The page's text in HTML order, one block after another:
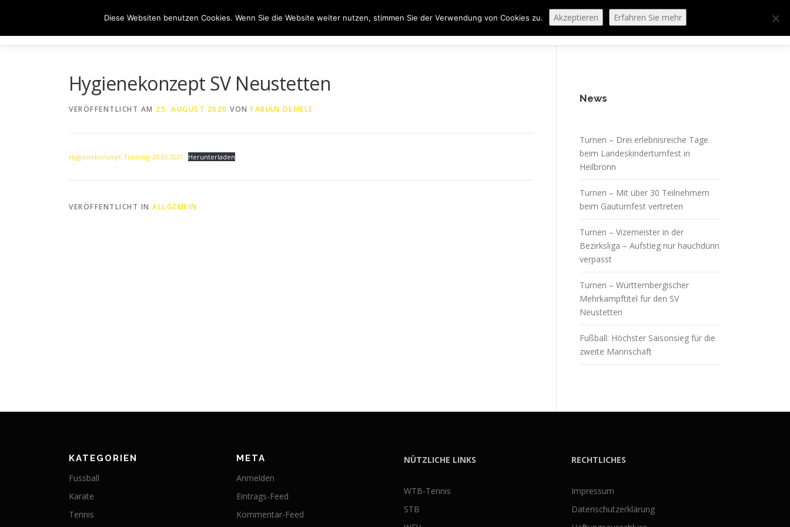
springen
HOME ÜBER UNS 50 JAHRE SVN KONTAKT NEWS SPONSORING SPORTHEIM „LA CASA“
Hygienekonzept SV Neustetten
VERÖFFENTLICHT AM 25. AUGUST 2020 VON FABIAN DEMELE
Hygienekonzept-Training-20.05.2021 Herunterladen
VERÖFFENTLICHT IN ALLGEMEIN
News
Turnen – Drei erlebnisreiche Tage
beim Landeskinderturnfest in
Heilbronn
Turnen – Mit über 30 Teilnehmern
beim Gauturnfest vertreten
Turnen – Vizemeister in der
Bezirksliga – Aufstieg nur hauchdünn
verpasst
Turnen – Württembergischer
Mehrkampftitel für den SV
Neustetten
Fußball: Höchster Saisonsieg für die
zweite Mannschaft
KATEGORIEN
Fussball
Karate
Tennis
META
Anmelden
Eintrags-Feed
Kommentar-Feed
NÜTZLICHE LINKS
WTB-Tennis
STB
RECHTLICHES
Impressum
Datenschutzerklärung
Diese Websiten benutzen Cookies. Wenn Sie die Website weiter nutzen, stimmen Sie der Verwendung von Cookies zu. Akzeptieren Erfahren Sie mehr